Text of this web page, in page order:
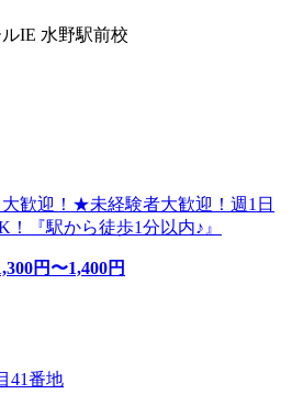
IE 水野駅前校
歓迎！★未経験者大歓迎！週1日
『駅から徒歩1分以内♪』
円〜1,400円
41番地